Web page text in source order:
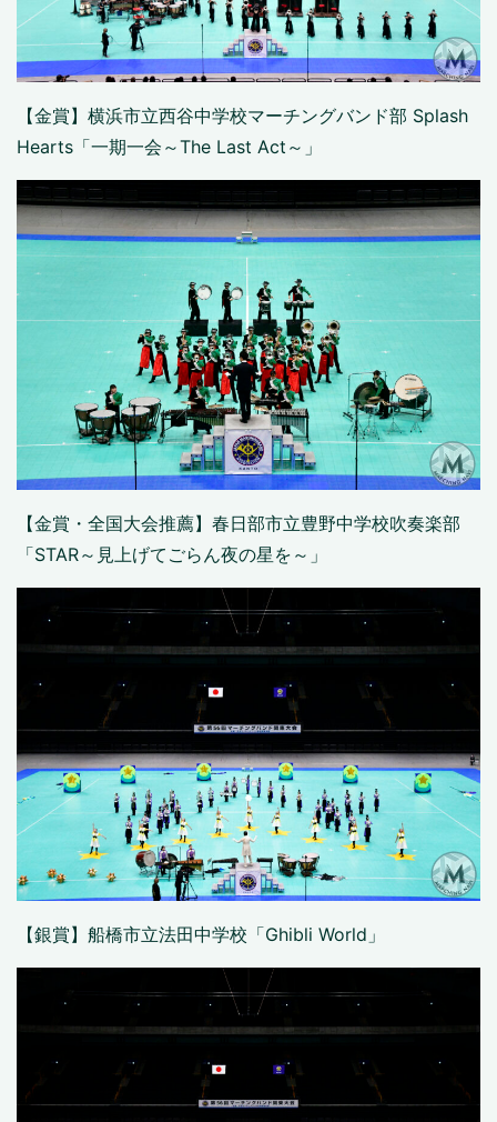
【金賞】横浜市立西谷中学校マーチングバンド部 Splash
Hearts「一期一会～The Last Act～」
【金賞・全国大会推薦】春日部市立豊野中学校吹奏楽部
「STAR～見上げてごらん夜の星を～」
【銀賞】船橋市立法田中学校「Ghibli World」